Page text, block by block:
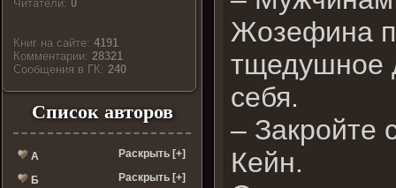
Читатели:0
Книг на сайте:4191
Комментарии:28321
Cообщения в ГК:240
Список авторов
А Раскрыть [+]
Б Раскрыть [+]
Жозефина
тщедушное
себя.
– Закройте
Кейн.